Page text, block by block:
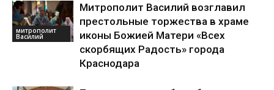
митрополит
Василий
Митрополит Василий возглавил
престольные торжества в храме
иконы Божией Матери «Всех
скорбящих Радость» города
Краснодара